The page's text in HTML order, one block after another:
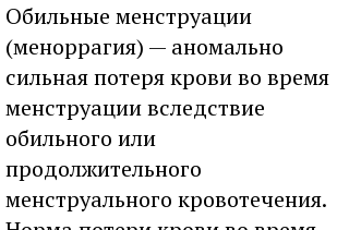
Обильные менструации
(меноррагия) — аномально
сильная потеря крови во время
менструации вследствие
обильного или
продолжительного
менструального кровотечения.